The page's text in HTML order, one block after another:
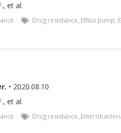
, et al.
Drug resistance, Efflux pump,
• 2020.08.10
, et al.
Drug resistance,